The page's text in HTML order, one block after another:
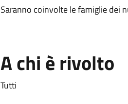
Saranno coinvolte le famiglie dei
A chi è rivolto
Tutti